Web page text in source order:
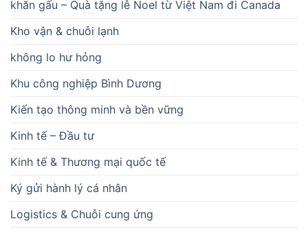
khăn gấu – Quà tặng lễ Noel từ Việt Nam đi Canada
Kho vận & chuỗi lạnh
không lo hư hỏng
Khu công nghiệp Bình Dương
Kiến tạo thông minh và bền vững
Kinh tế – Đầu tư
Kinh tế & Thương mại quốc tế
Ký gửi hành lý cá nhân
Logistics & Chuỗi cung ứng